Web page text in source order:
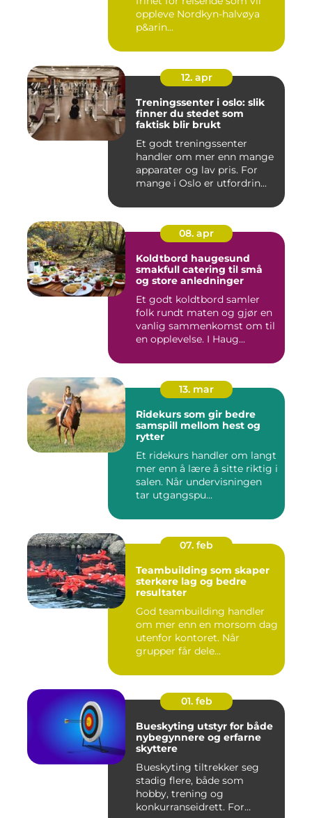
oppleve Nordkyn-halvøya
p&arin...
12. apr
Treningssenter i oslo: slik
finner du stedet som
faktisk blir brukt
Et godt treningssenter
handler om mer enn mange
apparater og lav pris. For
mange i Oslo er utfordrin...
08. apr
Koldtbord haugesund
smakfull catering til små
og store anledninger
Et godt koldtbord samler
folk rundt maten og gjør en
vanlig sammenkomst om til
en opplevelse. I Haug...
13. mar
Ridekurs som gir bedre
samspill mellom hest og
rytter
Et ridekurs handler om langt
mer enn å lære å sitte riktig i
salen. Når undervisningen
tar utgangspu...
07. feb
Teambuilding som skaper
sterkere lag og bedre
resultater
God teambuilding handler
om mer enn en morsom dag
utenfor kontoret. Når
grupper får dele
01. feb
Bueskyting utstyr for både
nybegynnere og erfarne
skyttere
Bueskyting tiltrekker seg
stadig flere, både som
hobby, trening og
konkurranseidrett. For